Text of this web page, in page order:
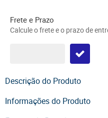
Frete e Prazo
Calcule o frete e o prazo de
Descrição do Produto
Informações do Produto